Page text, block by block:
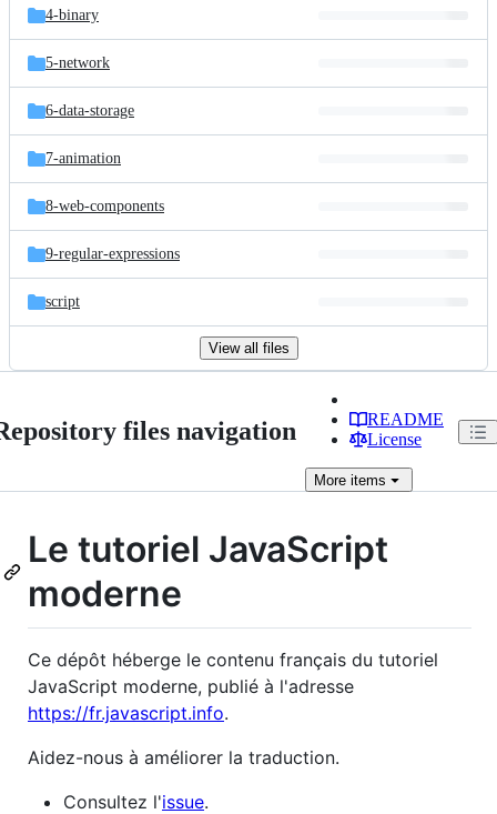
4-binary
5-network
6-data-storage
7-animation
8-web-components
9-regular-expressions
script
View all files
files navigation
README
License
More items
Le tutoriel JavaScript
moderne
Ce dépôt héberge le contenu français du tutoriel
JavaScript moderne, publié à l'adresse
https://fr.javascript.info.
Aidez-nous à améliorer la traduction.
Consultez l'issue.